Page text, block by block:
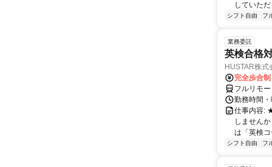
していた
シフト自由 フ
業務委託
英検合格
HUSTAR株式
完全歩合制
フルリモー
勤務時間
仕事内容:
しません
は「英検
シフト自由 フ